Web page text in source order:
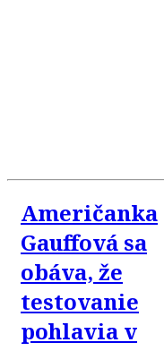
Američanka
Gauffová sa
obáva, že
testovanie
pohlavia v